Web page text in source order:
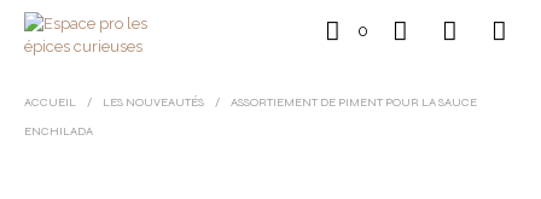
0
ACCUEIL / LES NOUVEAUTÉS /
ASSORTIEMENT DE PIMENT POUR LA SAUCE
ENCHILADA